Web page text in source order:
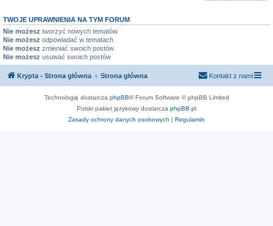
TWOJE UPRAWNIENIA NA TYM FORUM
Nie możesz tworzyć nowych tematów
Nie możesz odpowiadać w tematach
Nie możesz zmieniać swoich postów
Nie możesz usuwać swoich postów
Krypta - Strona główna Strona główna Kontakt z nami
Technologię dostarcza phpBB® Forum Software © phpBB Limited
Polski pakiet językowy dostarcza phpBB.pl
Zasady ochrony danych osobowych | Regulamin